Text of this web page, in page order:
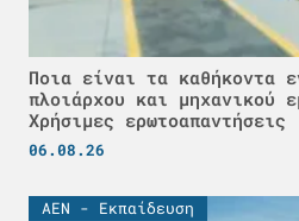
Ποια είναι τα καθήκοντα
πλοιάρχου και μηχανικού
Χρήσιμες ερωτοαπαντήσεις
06.08.26
ΑΕΝ - Εκπαίδευση